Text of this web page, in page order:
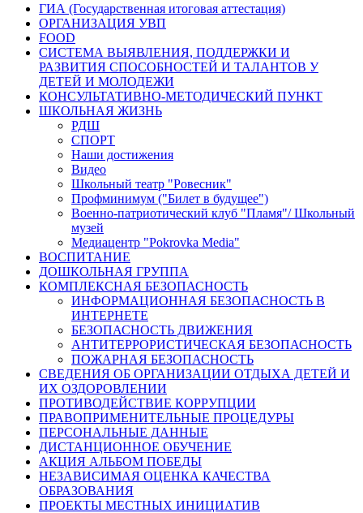
ГИА (Государственная итоговая аттестация)
ОРГАНИЗАЦИЯ УВП
FOOD
СИСТЕМА ВЫЯВЛЕНИЯ, ПОДДЕРЖКИ И
РАЗВИТИЯ СПОСОБНОСТЕЙ И ТАЛАНТОВ У
ДЕТЕЙ И МОЛОДЕЖИ
КОНСУЛЬТАТИВНО-МЕТОДИЧЕСКИЙ ПУНКТ
ШКОЛЬНАЯ ЖИЗНЬ
РДШ
СПОРТ
Наши достижения
Видео
Школьный театр "Ровесник"
Профминимум ("Билет в будущее")
Военно-патриотический клуб "Пламя"/ Школьный
музей
Медиацентр "Pokrovka Media"
ВОСПИТАНИЕ
ДОШКОЛЬНАЯ ГРУППА
КОМПЛЕКСНАЯ БЕЗОПАСНОСТЬ
ИНФОРМАЦИОННАЯ БЕЗОПАСНОСТЬ В
ИНТЕРНЕТЕ
БЕЗОПАСНОСТЬ ДВИЖЕНИЯ
АНТИТЕРРОРИСТИЧЕСКАЯ БЕЗОПАСНОСТЬ
ПОЖАРНАЯ БЕЗОПАСНОСТЬ
СВЕДЕНИЯ ОБ ОРГАНИЗАЦИИ ОТДЫХА ДЕТЕЙ И
ИХ ОЗДОРОВЛЕНИИ
ПРОТИВОДЕЙСТВИЕ КОРРУПЦИИ
ПРАВОПРИМЕНИТЕЛЬНЫЕ ПРОЦЕДУРЫ
ПЕРСОНАЛЬНЫЕ ДАННЫЕ
ДИСТАНЦИОННОЕ ОБУЧЕНИЕ
АКЦИЯ АЛЬБОМ ПОБЕДЫ
НЕЗАВИСИМАЯ ОЦЕНКА КАЧЕСТВА
ОБРАЗОВАНИЯ
ПРОЕКТЫ МЕСТНЫХ ИНИЦИАТИВ